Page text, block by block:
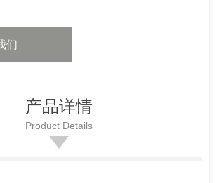
产品详情
们
Product Details